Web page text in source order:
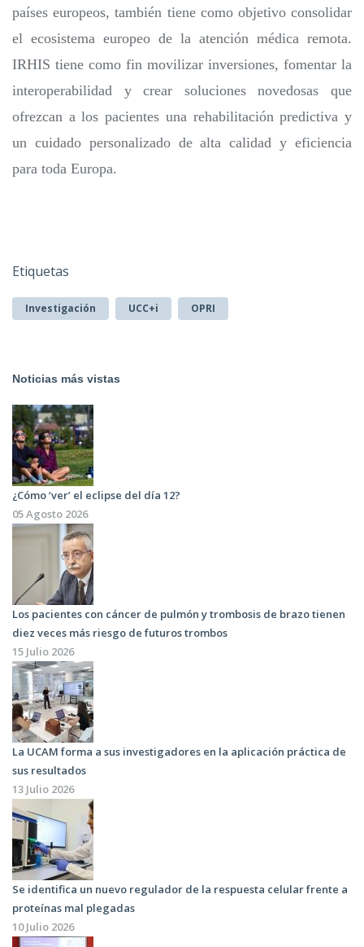
países europeos, también tiene como objetivo consolidar
el ecosistema europeo de la atención médica remota.
IRHIS tiene como fin movilizar inversiones, fomentar la
interoperabilidad y crear soluciones novedosas que
ofrezcan a los pacientes una rehabilitación predictiva y
un cuidado personalizado de alta calidad y eficiencia
para toda Europa.
Etiquetas
Investigación UCC+i OPRI
Noticias más vistas
¿Cómo ‘ver’ el eclipse del día 12?
05 Agosto 2026
Los pacientes con cáncer de pulmón y trombosis de brazo tienen
diez veces más riesgo de futuros trombos
15 Julio 2026
La UCAM forma a sus investigadores en la aplicación práctica de
sus resultados
13 Julio 2026
Se identifica un nuevo regulador de la respuesta celular frente a
proteínas mal plegadas
10 Julio 2026